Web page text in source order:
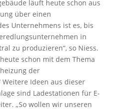
läuft heute schon aus
über einen
Unternehmens ist es, bis
in
zu produzieren“, so Niess.
schon mit dem Thema
der
Weitere Ideen aus dieser
sind Ladestationen für E-
„So wollen wir unseren